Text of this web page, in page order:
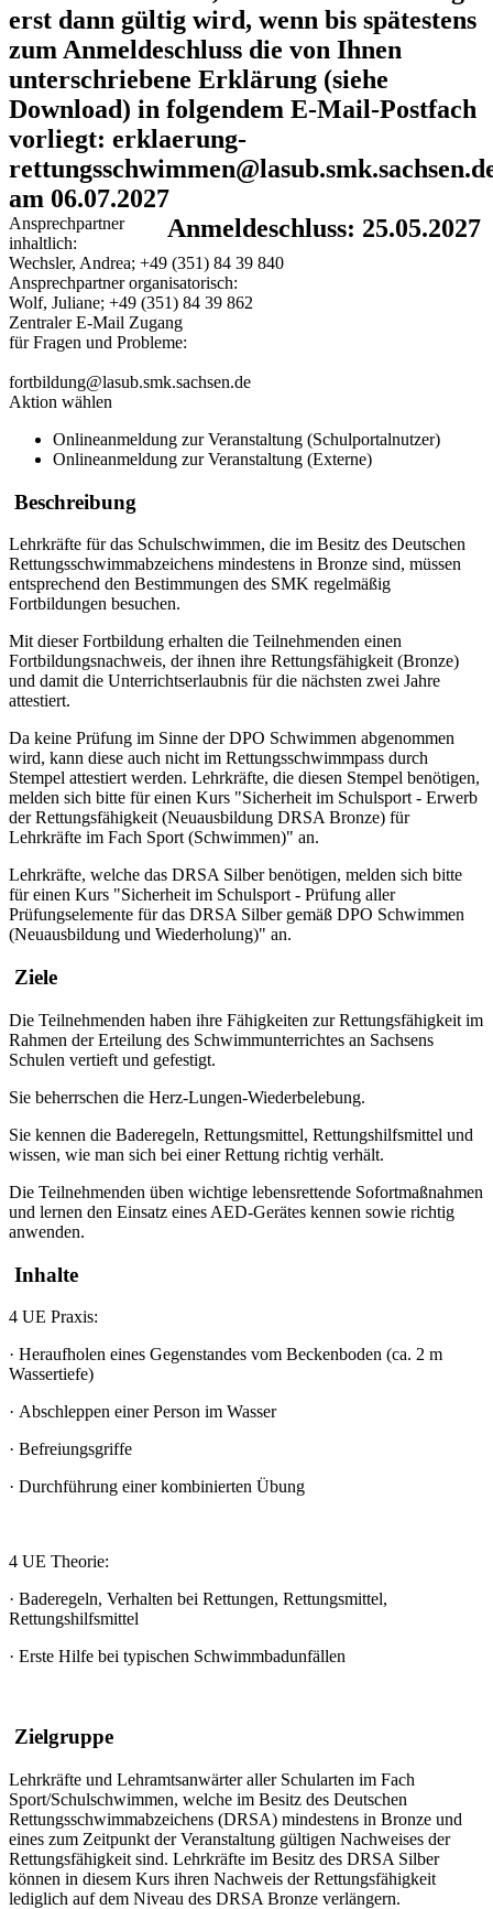
erst dann gültig wird, wenn bis spätestens
zum Anmeldeschluss die von Ihnen
unterschriebene Erklärung (siehe
Download) in folgendem E-Mail-Postfach
vorliegt: erklaerung-
am 06.07.2027
Anmeldeschluss: 25.05.2027
Ansprechpartner
inhaltlich:
Wechsler, Andrea; +49 (351) 84 39 840
Ansprechpartner organisatorisch:
Wolf, Juliane; +49 (351) 84 39 862
Zentraler E-Mail Zugang
für Fragen und Probleme:
fortbildung@lasub.smk.sachsen.de
Aktion wählen
Onlineanmeldung zur Veranstaltung (Schulportalnutzer)
Onlineanmeldung zur Veranstaltung (Externe)
Beschreibung
Lehrkräfte für das Schulschwimmen, die im Besitz des Deutschen
Rettungsschwimmabzeichens mindestens in Bronze sind, müssen
entsprechend den Bestimmungen des SMK regelmäßig
Fortbildungen besuchen.
Mit dieser Fortbildung erhalten die Teilnehmenden einen
Fortbildungsnachweis, der ihnen ihre Rettungsfähigkeit (Bronze)
und damit die Unterrichtserlaubnis für die nächsten zwei Jahre
attestiert.
Da keine Prüfung im Sinne der DPO Schwimmen abgenommen
wird, kann diese auch nicht im Rettungsschwimmpass durch
Stempel attestiert werden. Lehrkräfte, die diesen Stempel benötigen,
melden sich bitte für einen Kurs "Sicherheit im Schulsport - Erwerb
der Rettungsfähigkeit (Neuausbildung DRSA Bronze) für
Lehrkräfte im Fach Sport (Schwimmen)" an.
Lehrkräfte, welche das DRSA Silber benötigen, melden sich bitte
für einen Kurs "Sicherheit im Schulsport - Prüfung aller
Prüfungselemente für das DRSA Silber gemäß DPO Schwimmen
(Neuausbildung und Wiederholung)" an.
Ziele
Die Teilnehmenden haben ihre Fähigkeiten zur Rettungsfähigkeit im
Rahmen der Erteilung des Schwimmunterrichtes an Sachsens
Schulen vertieft und gefestigt.
Sie beherrschen die Herz-Lungen-Wiederbelebung.
Sie kennen die Baderegeln, Rettungsmittel, Rettungshilfsmittel und
wissen, wie man sich bei einer Rettung richtig verhält.
Die Teilnehmenden üben wichtige lebensrettende Sofortmaßnahmen
und lernen den Einsatz eines AED-Gerätes kennen sowie richtig
anwenden.
Inhalte
4 UE Praxis:
· Heraufholen eines Gegenstandes vom Beckenboden (ca. 2 m
Wassertiefe)
· Abschleppen einer Person im Wasser
· Befreiungsgriffe
· Durchführung einer kombinierten Übung
4 UE Theorie:
· Baderegeln, Verhalten bei Rettungen, Rettungsmittel,
Rettungshilfsmittel
· Erste Hilfe bei typischen Schwimmbadunfällen
Zielgruppe
Lehrkräfte und Lehramtsanwärter aller Schularten im Fach
Sport/Schulschwimmen, welche im Besitz des Deutschen
Rettungsschwimmabzeichens (DRSA) mindestens in Bronze und
eines zum Zeitpunkt der Veranstaltung gültigen Nachweises der
Rettungsfähigkeit sind. Lehrkräfte im Besitz des DRSA Silber
können in diesem Kurs ihren Nachweis der Rettungsfähigkeit
lediglich auf dem Niveau des DRSA Bronze verlängern.